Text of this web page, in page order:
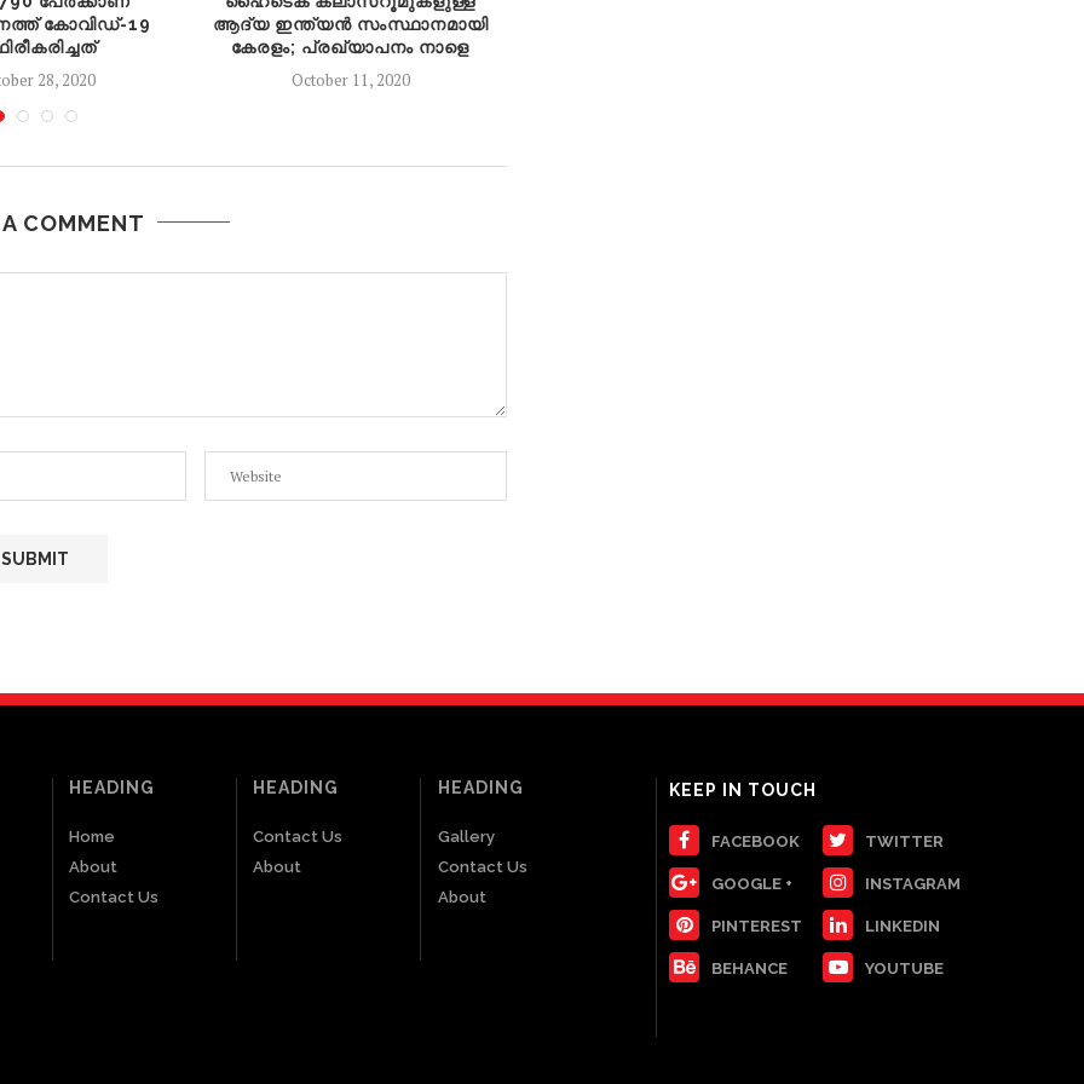
കോവിഡ്-19
28, 2020
ആദ്യ ഇന്ത്യൻ സംസ്ഥാനമായി
കേരളം; പ്രഖ്യാപനം നാളെ
October 11, 2020
COMMENT
HEADING
Home
About
Contact Us
HEADING
Contact Us
About
HEADING
Gallery
Contact Us
About
KEEP IN TOUCH
FACEBOOK TWITTER
GOOGLE + INSTAGRAM
PINTEREST LINKEDIN
BEHANCE YOUTUBE